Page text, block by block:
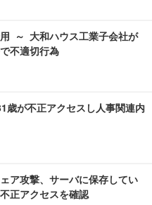
～ 大和ハウス工業子会社が
不適切行為
歳が不正アクセスし人事関連内
ア攻撃、サーバに保存してい
正アクセスを確認